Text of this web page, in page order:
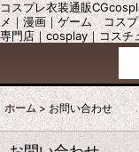
コスプレ衣装通販
メ｜漫画｜ゲーム コスプ
専門店｜cosplay｜コスチ
ホーム > お問い合わせ